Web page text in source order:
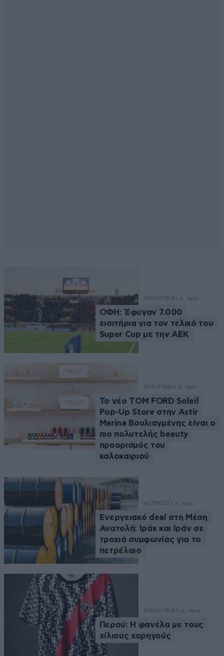
ΑΘΛΗΤΙΚΑ 1 ω. πριν
ΟΦΗ: Έφυγαν 7.000
εισιτήρια για τον τελικό του
Super Cup με την ΑΕΚ
ΟΜΟΡΦΙΑ 1 ω. πριν
Το νέο TOM FORD Soleil
Pop-Up Store στην Astir
Marina Βουλιαγμένης είναι ο
πιο πολυτελής beauty
προορισμός του
καλοκαιριού
ΚΟΣΜΟΣ 1 ω. πριν
Ενεργειακό deal στη Μέση
Ανατολή: Ιράκ και Ιράν σε
τροχιά συμφωνίας για το
πετρέλαιο
ΑΘΛΗΤΙΚΑ2 ω. πριν
Περού: Η φανέλα με τους
χίλιους χορηγούς